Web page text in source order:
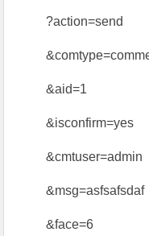
?action=send
&aid=1
&isconfirm=yes
&cmtuser=admin
&msg=asfsafsdaf
&face=6